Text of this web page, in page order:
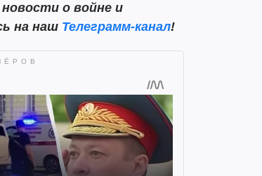
о войне и
на наш Телеграмм-канал!